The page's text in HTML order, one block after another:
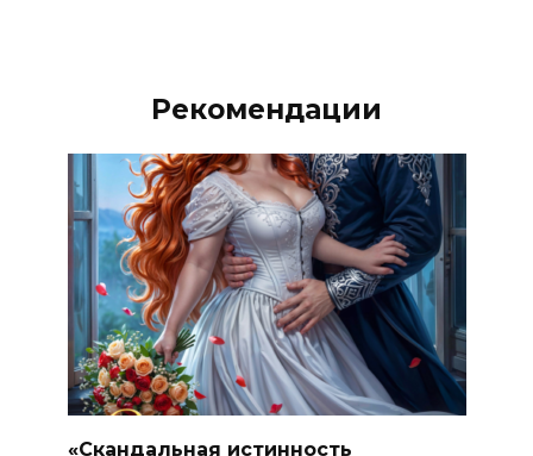
Рекомендации
«Скандальная истинность